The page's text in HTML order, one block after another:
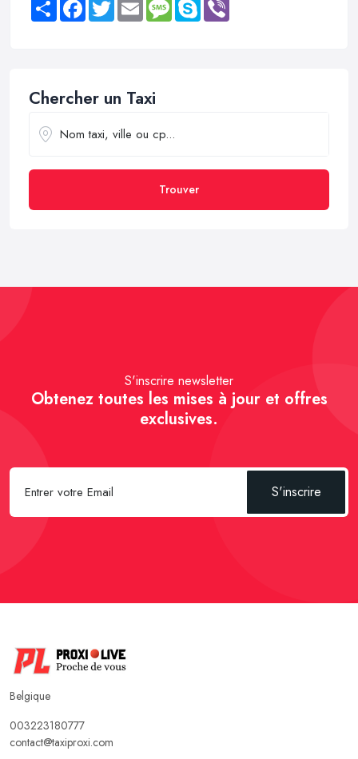
Chercher un Taxi
Trouver
S'inscrire newsletter
Obtenez toutes les mises à jour et offres
exclusives.
S'inscrire
Belgique
003223180777
contact@taxiproxi.com